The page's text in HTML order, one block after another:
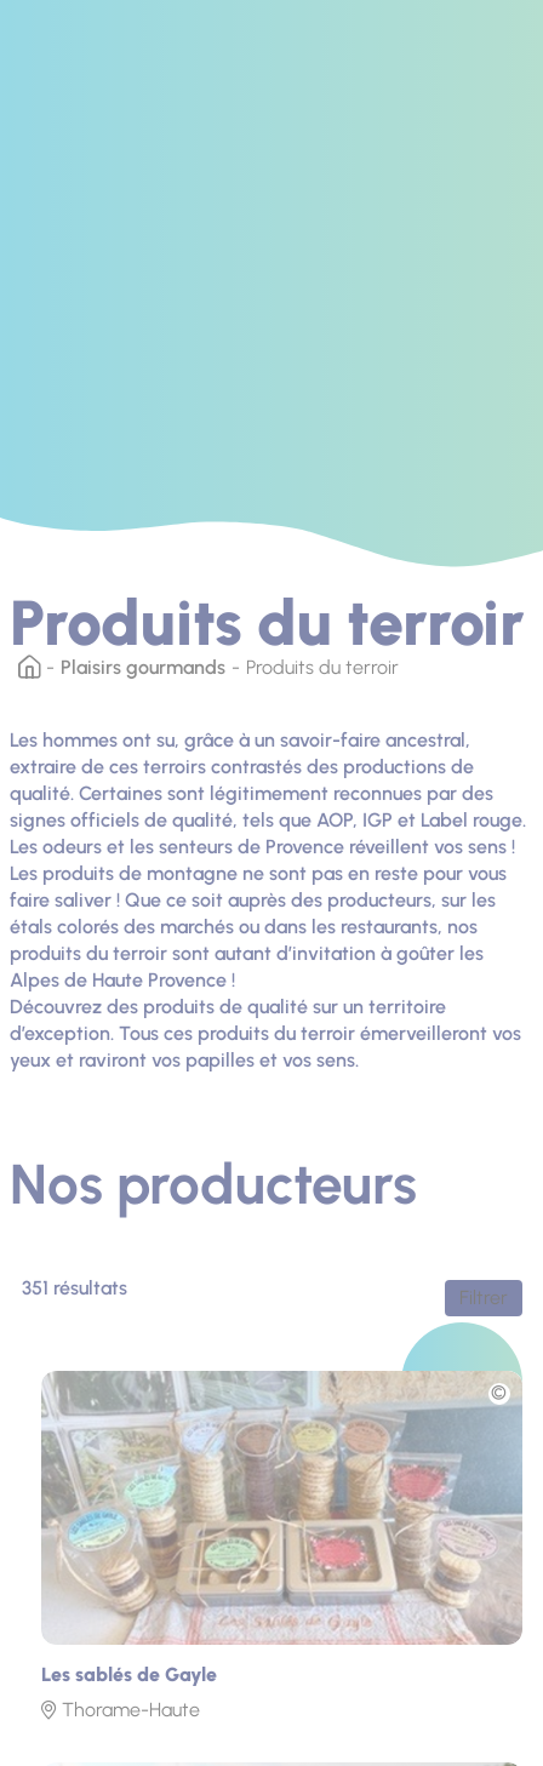
Produits du terroir
Plaisirs gourmands Produits du terroir
Les hommes ont su, grâce à un savoir-faire ancestral,
extraire de ces terroirs contrastés des productions de
qualité. Certaines sont légitimement reconnues par des
signes officiels de qualité, tels que AOP, IGP et Label rouge.
Les odeurs et les senteurs de Provence réveillent vos sens !
Les produits de montagne ne sont pas en reste pour vous
faire saliver ! Que ce soit auprès des producteurs, sur les
étals colorés des marchés ou dans les restaurants, nos
produits du terroir sont autant d’invitation à goûter les
Alpes de Haute Provence !
Découvrez des produits de qualité sur un territoire
d’exception. Tous ces produits du terroir émerveilleront vos
yeux et raviront vos papilles et vos sens.
Nos producteurs
351 résultats Filtrer
Les sablés de Gayle
Thorame-Haute
Photo